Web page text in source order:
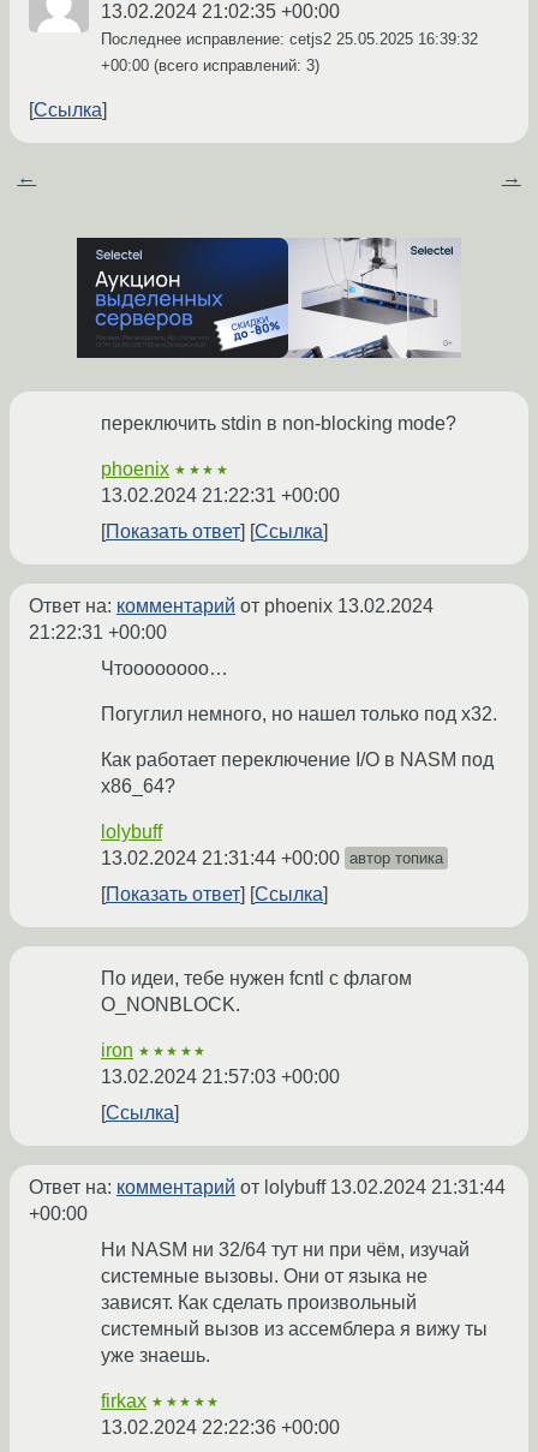
13.02.2024 21:02:35 +00:00
Последнее исправление: cetjs2 25.05.2025 16:39:32
+00:00 (всего исправлений: 3)
Ссылка
← →
переключить stdin в non-blocking mode?
phoenix ★★★★
13.02.2024 21:22:31 +00:00
Показать ответ
Ссылка
Ответ на: комментарий от phoenix 13.02.2024
21:22:31 +00:00
Чтоооооооо…
Погуглил немного, но нашел только под х32.
Как работает переключение I/O в NASM под
х86_64?
lolybuff
13.02.2024 21:31:44 +00:00 автор топика
Показать ответ Ссылка
По идеи, тебе нужен fcntl с флагом
O_NONBLOCK.
iron ★★★★★
13.02.2024 21:57:03 +00:00
Ссылка
Ответ на: комментарий от lolybuff 13.02.2024 21:31:44
+00:00
Ни NASM ни 32/64 тут ни при чём, изучай
системные вызовы. Они от языка не
зависят. Как сделать произвольный
системный вызов из ассемблера я вижу ты
уже знаешь.
firkax ★★★★★
13.02.2024 22:22:36 +00:00